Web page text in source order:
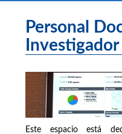
Personal
Investigador
Este espacio está